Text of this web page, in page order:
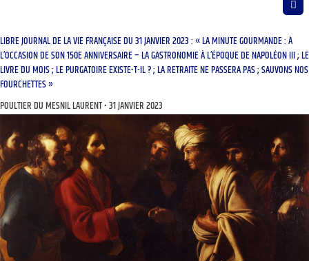
LIBRE JOURNAL DE LA VIE FRANÇAISE DU 31 JANVIER 2023 : « LA MINUTE GOURMANDE : À
L’OCCASION DE SON 150E ANNIVERSAIRE – LA GASTRONOMIE À L’ÉPOQUE DE NAPOLÉON III ; LE
LIVRE DU MOIS ; LE PURGATOIRE EXISTE-T-IL ? ; LA RETRAITE NE PASSERA PAS ; SAUVONS NOS
FOURCHETTES »
POULTIER DU MESNIL LAURENT 31 JANVIER 2023